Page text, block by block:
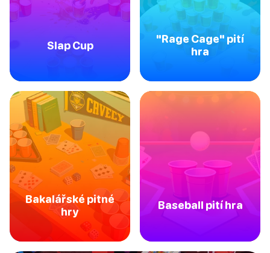
Slap Cup
"Rage Cage" pití
hra
Bakalářské pitné
hry
Baseball pití hra